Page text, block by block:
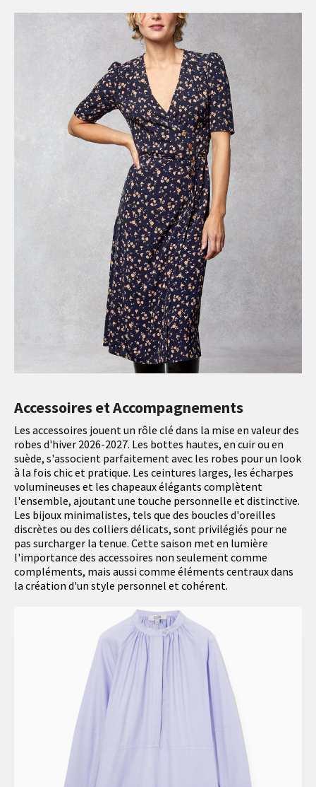
Accessoires et Accompagnements
Les accessoires jouent un rôle clé dans la mise en valeur des
robes d'hiver 2026-2027. Les bottes hautes, en cuir ou en
suède, s'associent parfaitement avec les robes pour un look
à la fois chic et pratique. Les ceintures larges, les écharpes
volumineuses et les chapeaux élégants complètent
l'ensemble, ajoutant une touche personnelle et distinctive.
Les bijoux minimalistes, tels que des boucles d'oreilles
discrètes ou des colliers délicats, sont privilégiés pour ne
pas surcharger la tenue. Cette saison met en lumière
l'importance des accessoires non seulement comme
compléments, mais aussi comme éléments centraux dans
la création d'un style personnel et cohérent.